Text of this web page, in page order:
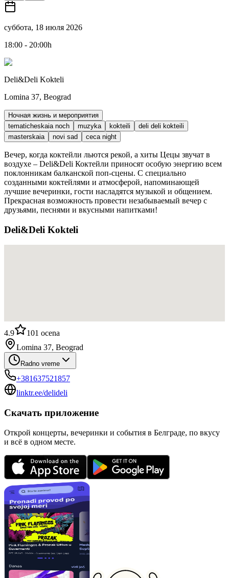
суббота, 18 июля 2026
18:00 - 20:00h
Deli&Deli Kokteli
Lomina 37, Beograd
Ночная жизнь и мероприятия
tematicheskaia noch
muzyka kokteili
deli deli kokteili
masterskaia
novi sad ceca night
Вечер, когда коктейли льются рекой, а хиты Цецы звучат в
воздухе – Deli&Deli Коктейли приносят особую энергию всем
поклонникам балканской поп-сцены. С специально
созданными коктейлями и атмосферой, напоминающей
лучшие вечеринки, гости насладятся музыкой и общением.
Прекрасная возможность провести незабываемый вечер с
друзьями, песнями и вкусными напитками!
Deli&Deli Kokteli
4.9 101 ocena
Lomina 37, Beograd
Radno vreme
+381637521857
linktr.ee/delideli
Скачать приложение
Открой концерты, вечеринки и события в Белграде, по вкусу
и всё в одном месте.